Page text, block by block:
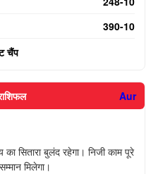
390-10
चैंप
Aur
सितारा बुलंद रहेगा। निजी काम पूरे
मिलेगा।